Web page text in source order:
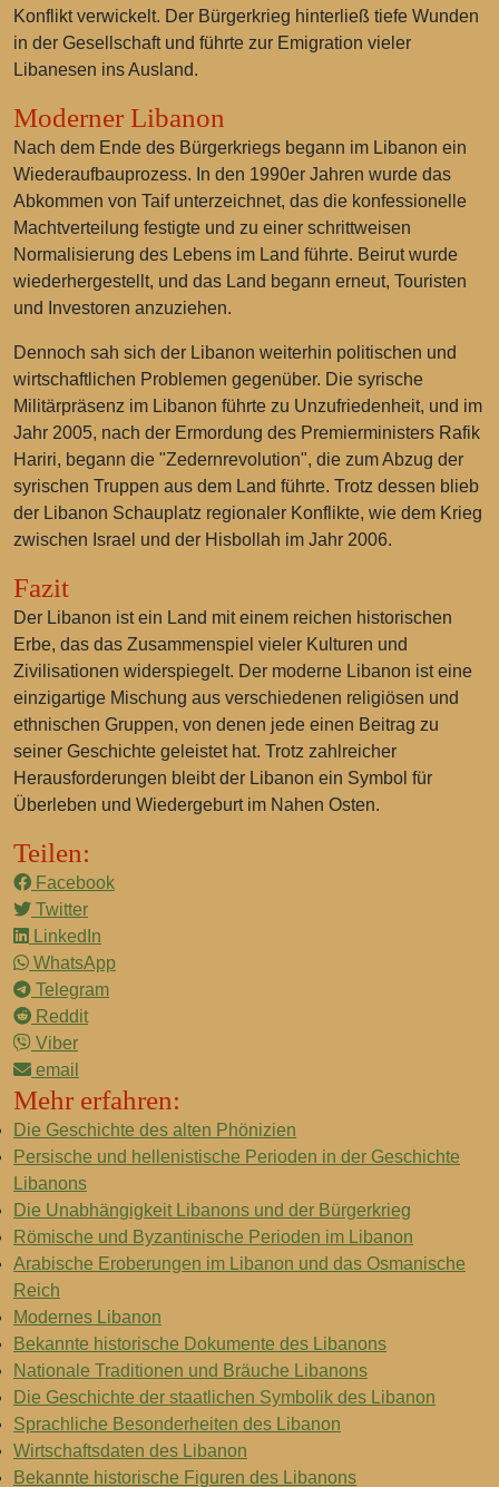
Konflikt verwickelt. Der Bürgerkrieg hinterließ tiefe Wunden
in der Gesellschaft und führte zur Emigration vieler
Libanesen ins Ausland.
Moderner Libanon
Nach dem Ende des Bürgerkriegs begann im Libanon ein
Wiederaufbauprozess. In den 1990er Jahren wurde das
Abkommen von Taif unterzeichnet, das die konfessionelle
Machtverteilung festigte und zu einer schrittweisen
Normalisierung des Lebens im Land führte. Beirut wurde
wiederhergestellt, und das Land begann erneut, Touristen
und Investoren anzuziehen.
Dennoch sah sich der Libanon weiterhin politischen und
wirtschaftlichen Problemen gegenüber. Die syrische
Militärpräsenz im Libanon führte zu Unzufriedenheit, und im
Jahr 2005, nach der Ermordung des Premierministers Rafik
Hariri, begann die "Zedernrevolution", die zum Abzug der
syrischen Truppen aus dem Land führte. Trotz dessen blieb
der Libanon Schauplatz regionaler Konflikte, wie dem Krieg
zwischen Israel und der Hisbollah im Jahr 2006.
Fazit
Der Libanon ist ein Land mit einem reichen historischen
Erbe, das das Zusammenspiel vieler Kulturen und
Zivilisationen widerspiegelt. Der moderne Libanon ist eine
einzigartige Mischung aus verschiedenen religiösen und
ethnischen Gruppen, von denen jede einen Beitrag zu
seiner Geschichte geleistet hat. Trotz zahlreicher
Herausforderungen bleibt der Libanon ein Symbol für
Überleben und Wiedergeburt im Nahen Osten.
Teilen:
Facebook
Twitter
LinkedIn
WhatsApp
Telegram
Reddit
Viber
email
Mehr erfahren:
Die Geschichte des alten Phönizien
Persische und hellenistische Perioden in der Geschichte
Libanons
Die Unabhängigkeit Libanons und der Bürgerkrieg
Römische und Byzantinische Perioden im Libanon
Arabische Eroberungen im Libanon und das Osmanische
Reich
Modernes Libanon
Bekannte historische Dokumente des Libanons
Nationale Traditionen und Bräuche Libanons
Die Geschichte der staatlichen Symbolik des Libanon
Sprachliche Besonderheiten des Libanon
Wirtschaftsdaten des Libanon
Bekannte historische Figuren des Libanons